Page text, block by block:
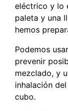
eléctrico y lo
paleta y una
hemos
Podemos usar
prevenir
mezclado, y
inhalación
cubo.